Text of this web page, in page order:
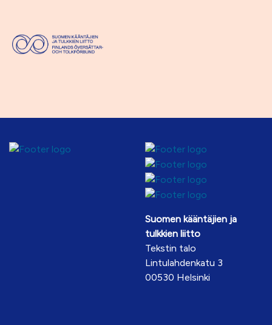
Suomen kääntäjien ja
tulkkien liitto
Tekstin talo
Lintulahdenkatu 3
00530 Helsinki